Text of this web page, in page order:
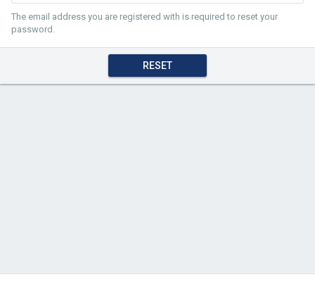
The email address you are registered with is required to reset your
password.
RESET